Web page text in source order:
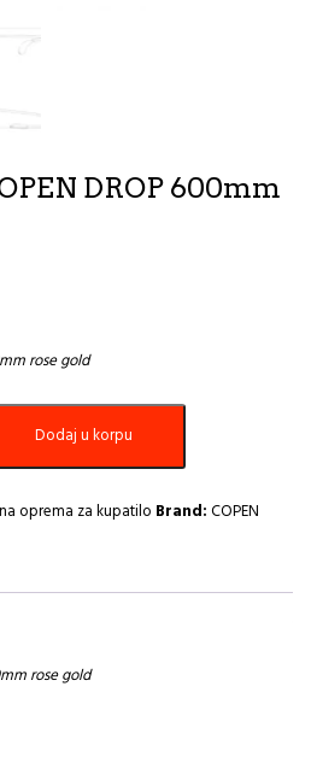
DROP 600mm
rose gold
Dodaj u korpu
oprema za kupatilo Brand:COPEN
rose gold